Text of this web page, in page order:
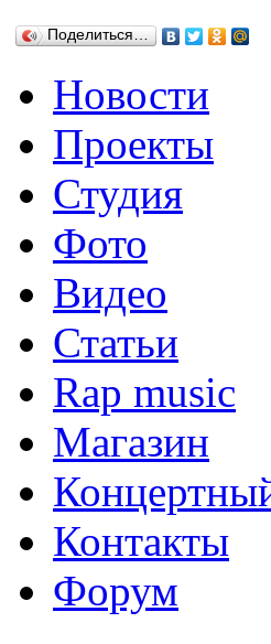
Поделиться…
Новости
Проекты
Студия
Фото
Видео
Статьи
Rap music
Магазин
Контакты
Форум